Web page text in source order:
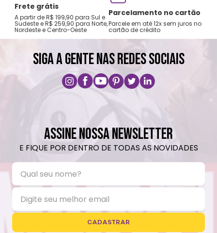
Frete grátis
A partir de R$ 199,90 para Sul e
Sudeste e R$ 259,90 para Norte,
Nordeste e Centro-Oeste
Parcelamento no cartão
Parcele em até 12x sem juros no
cartão de crédito
SIGA A GENTE NAS REDES SOCIAIS
ASSINE NOSSA NEWSLETTER
E FIQUE POR DENTRO DE TODAS AS NOVIDADES
CADASTRAR